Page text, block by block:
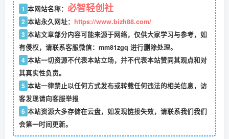
1 本网站名称： 必智轻创社
2 本站永久网址： https://www.bizh88.com/
3 本站文章部分内容可能来源于网络，仅供大家学习与参考，如
有侵权，请联系客服微信：mm81zgq 进行删除处理。
4 本站一切资源不代表本站立场，并不代表本站赞同其观点和对
其真实性负责。
5 本站一律禁止以任何方式发布或转载任何违法的相关信息，访
客发现请向客服举报
6 本站资源大多存储在云盘，如发现链接失效，请联系我们我们
会第一时间更新。